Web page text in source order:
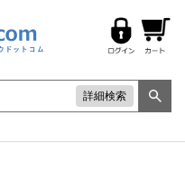
詳細検索